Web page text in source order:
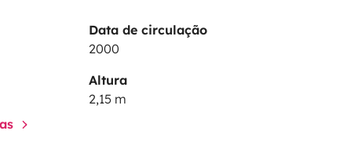
Data de circulação
2000
Altura
2,15 m